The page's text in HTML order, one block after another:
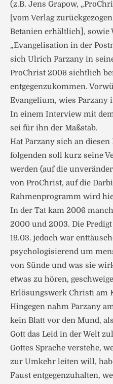
(z.B. Jens Grapow,
[vom Verlag
Betanien erhältlich], sowie
„Evangelisation in der
sich Ulrich Parzany in
ProChrist 2006 sichtlich
entgegenzukommen.
Evangelium, wies
In einem Interview mit
sei für ihn der Maßstab.
Hat Parzany sich an diesen
folgenden soll kurz seine
werden (auf die
von ProChrist, auf die
Rahmenprogramm wird
In der Tat kam 2006
2000 und 2003. Die
19.03. jedoch war
psychologisierend um
von Sünde und was sie
etwas zu hören,
Erlösungswerk Christi am
Hingegen nahm Parzany
kein Blatt vor den Mund,
Gott das Leid in der Welt
Gottes Sprache verstehe,
zur Umkehr leiten will,
Faust entgegenzuhalten,